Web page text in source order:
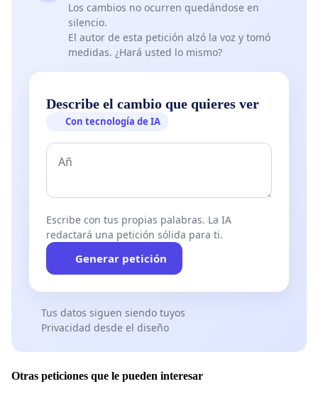
Los cambios no ocurren quedándose en
silencio.
El autor de esta petición alzó la voz y tomó
medidas. ¿Hará usted lo mismo?
Describe el cambio que quieres ver
Con tecnología de IA
Escribe con tus propias palabras. La IA
redactará una petición sólida para ti.
Generar petición
Tus datos siguen siendo tuyos
Privacidad desde el diseño
Otras peticiones que le pueden interesar